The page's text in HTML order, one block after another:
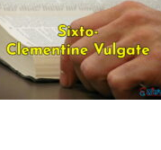
The
Vulgate
July 12,